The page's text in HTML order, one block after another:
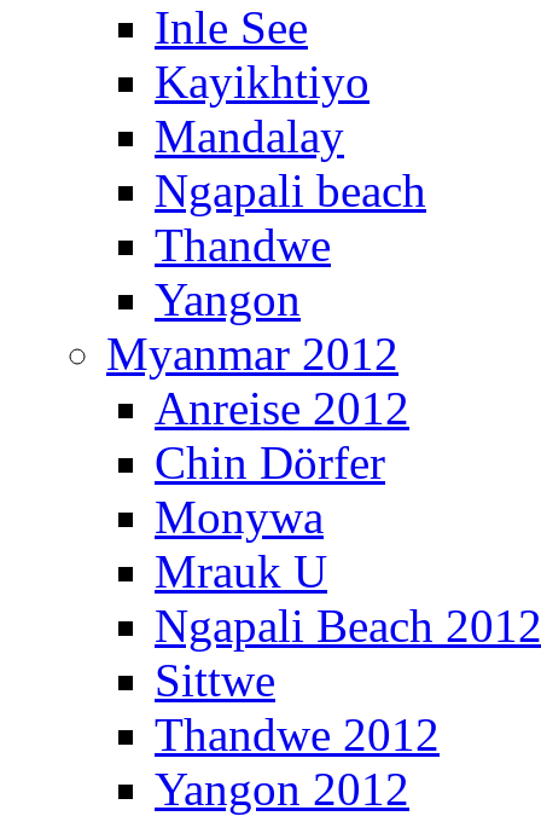
Inle See
Kayikhtiyo
Mandalay
Ngapali beach
Thandwe
Yangon
Myanmar 2012
Anreise 2012
Chin Dörfer
Monywa
Mrauk U
Ngapali Beach 2012
Sittwe
Thandwe 2012
Yangon 2012